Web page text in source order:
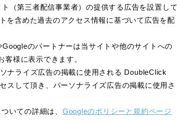
（第三者配信事業者）の提供する広告を設置して
を含めた過去のアクセス情報に基づいて広告を配
のパートナーは当サイトや他のサイトへの
様に表示できます。
ナライズ広告の掲載に使用される DoubleClick
スして頂き、パーソナライズ広告の掲載に使用さ
いての詳細は、 Googleのポリシーと規約ページ